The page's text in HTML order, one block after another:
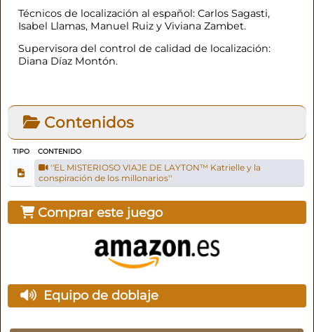
Técnicos de localización al español: Carlos Sagasti,
Isabel Llamas, Manuel Ruiz y Viviana Zambet.
Supervisora del control de calidad de localización:
Diana Díaz Montón.
Contenidos
TIPO CONTENIDO
''EL MISTERIOSO VIAJE DE LAYTON™ Katrielle y la
conspiración de los millonarios''
Comprar este juego
Equipo de doblaje